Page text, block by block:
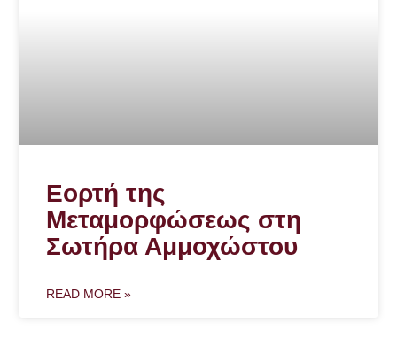
Εορτή της
Μεταμορφώσεως στη
Σωτήρα Αμμοχώστου
READ MORE »